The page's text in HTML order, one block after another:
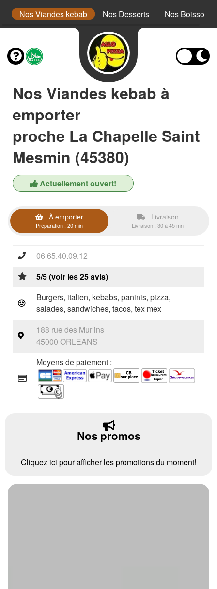
Nos Viandes kebab Nos Desserts Nos Boissons
Nos Viandes kebab à
emporter
proche La Chapelle Saint
Mesmin (45380)
Actuellement ouvert!
À emporter
Préparation : 20 min
Livraison
Livraison : 30 à 45 mn
06.65.40.09.12
5/5 (voir les 25 avis)
Burgers, italien, kebabs, paninis, pizza,
salades, sandwiches, tacos, tex mex
188 rue des Murlins
45000 ORLEANS
Moyens de paiement :
Nos promos
Cliquez ici pour afficher les promotions du moment!